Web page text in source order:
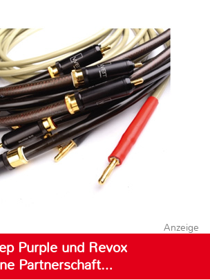
Anzeige
Purple und Revox
Partnerschaft…